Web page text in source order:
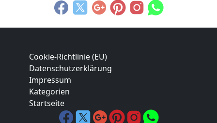
Cookie-Richtlinie (EU)
Datenschutzerklärung
Impressum
Kategorien
Startseite